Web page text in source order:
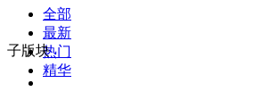
全部
最新
热门
精华
子版块